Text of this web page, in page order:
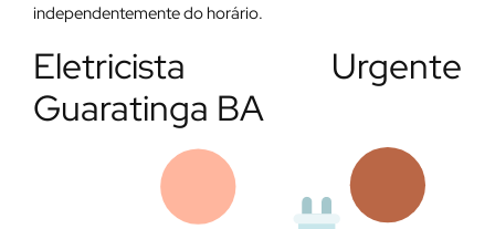
independentemente do horário.
Eletricista Urgente
Guaratinga BA